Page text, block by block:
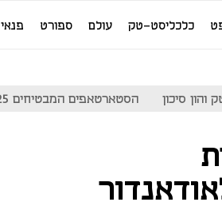
כלכליסט-טק עולם ספורט פנאי
והון סיכון הסטארטאפים המבטיחים 25